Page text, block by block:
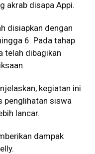
akrab disapa Appi.
disiapkan dengan
6. Pada tahap
telah dibagikan
kegiatan ini
penglihatan siswa
lancar.
dampak